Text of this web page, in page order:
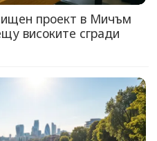
проект в Мичъм
високите сгради